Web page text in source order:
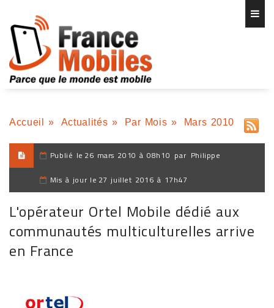
Accueil » Actualités » Par Mois » Mars 2010
Publié le 26 mars 2010 à 08h10 par Philippe
Mis à jour le 27 juillet 2016 à 17h47
L'opérateur Ortel Mobile dédié aux
communautés multiculturelles arrive
en France